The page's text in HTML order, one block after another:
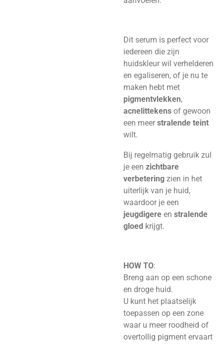
Dit serum is perfect voor
iedereen die zijn
huidskleur wil verhelderen
en egaliseren, of je nu te
maken hebt met
pigmentvlekken,
acnelittekens of gewoon
een meerstralende teint
wilt.
Bij regelmatig gebruik zul
je een zichtbare
verbetering zien in het
uiterlijk van je huid,
waardoor je een
jeugdigere en stralende
gloed krijgt.
HOW TO:
Breng aan op een schone
en droge huid.
U kunt het plaatselijk
toepassen op een zone
waar u meer roodheid of
overtollig pigment ervaart